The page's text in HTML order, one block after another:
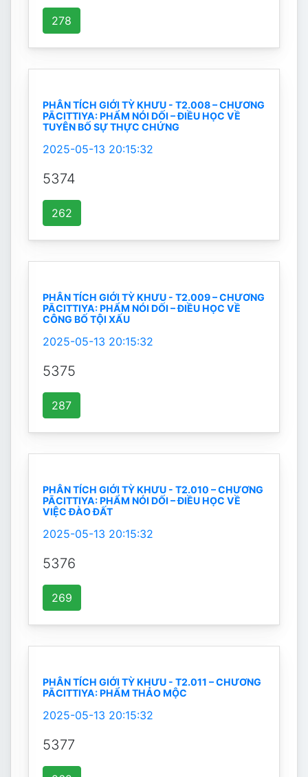
278
PHÂN TÍCH GIỚI TỲ KHƯU - T2.008 – CHƯƠNG
PĀCITTIYA: PHẨM NÓI DỐI – ĐIỀU HỌC VỀ
TUYÊN BỐ SỰ THỰC CHỨNG
2025-05-13 20:15:32
5374
262
PHÂN TÍCH GIỚI TỲ KHƯU - T2.009 – CHƯƠNG
PĀCITTIYA: PHẨM NÓI DỐI – ĐIỀU HỌC VỀ
CÔNG BỐ TỘI XẤU
2025-05-13 20:15:32
5375
287
PHÂN TÍCH GIỚI TỲ KHƯU - T2.010 – CHƯƠNG
PĀCITTIYA: PHẨM NÓI DỐI – ĐIỀU HỌC VỀ
VIỆC ĐÀO ĐẤT
2025-05-13 20:15:32
5376
269
PHÂN TÍCH GIỚI TỲ KHƯU - T2.011 – CHƯƠNG
PĀCITTIYA: PHẨM THẢO MỘC
2025-05-13 20:15:32
5377